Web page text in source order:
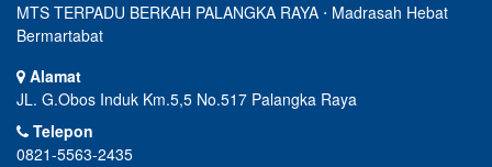
MTS TERPADU BERKAH PALANGKA RAYA ⋅ Madrasah Hebat
Bermartabat
Alamat
JL. G.Obos Induk Km.5,5 No.517 Palangka Raya
Telepon
0821-5563-2435